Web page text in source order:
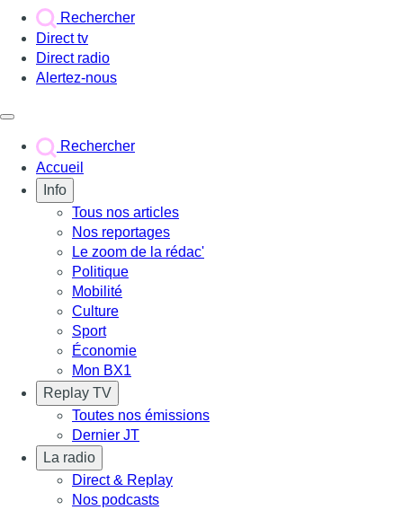
Rechercher
Direct tv
Direct radio
Alertez-nous
Rechercher
Accueil
Info
Tous nos articles
Nos reportages
Le zoom de la rédac'
Politique
Mobilité
Culture
Sport
Économie
Mon BX1
Replay TV
Toutes nos émissions
Dernier JT
La radio
Direct & Replay
Nos podcasts